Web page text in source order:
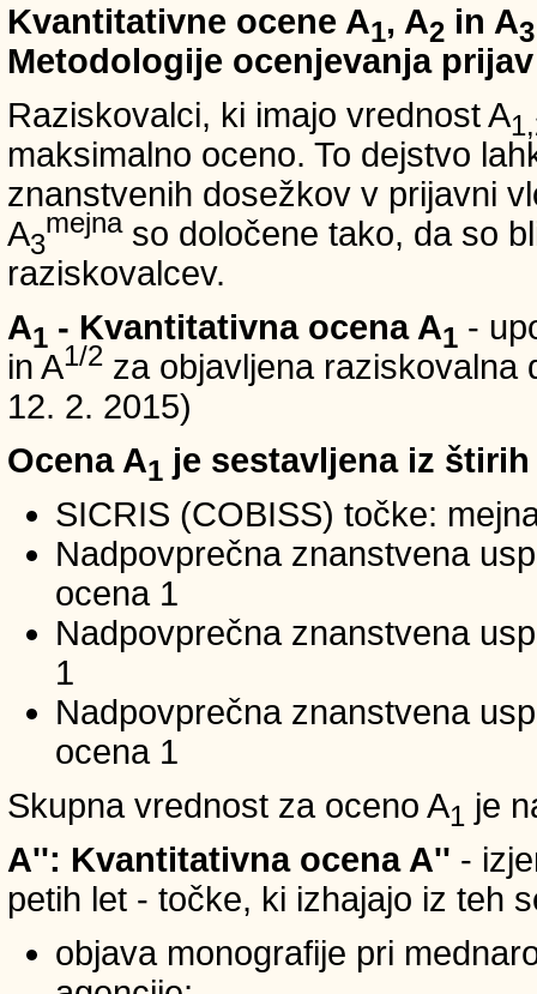
Kvantitativne ocene A1, A2 in A3
Metodologije ocenjevanja
Raziskovalci, ki imajo vrednost A
maksimalno oceno. To dejstvo
znanstvenih dosežkov v prijavni
A3
mejnaso določene tako, da so
raziskovalcev.
A1 - Kvantitativna ocena A1 -
in A1/2 za objavljena raziskovalna
12. 2. 2015)
Ocena A1 je sestavljena iz
SICRIS (COBISS) točke:
Nadpovprečna znanstvena
ocena 1
Nadpovprečna znanstvena
1
Nadpovprečna znanstvena
ocena 1
Skupna vrednost za oceno A1 je
A'': Kvantitativna ocena A'' -
petih let - točke, ki izhajajo iz teh
objava monografije pri